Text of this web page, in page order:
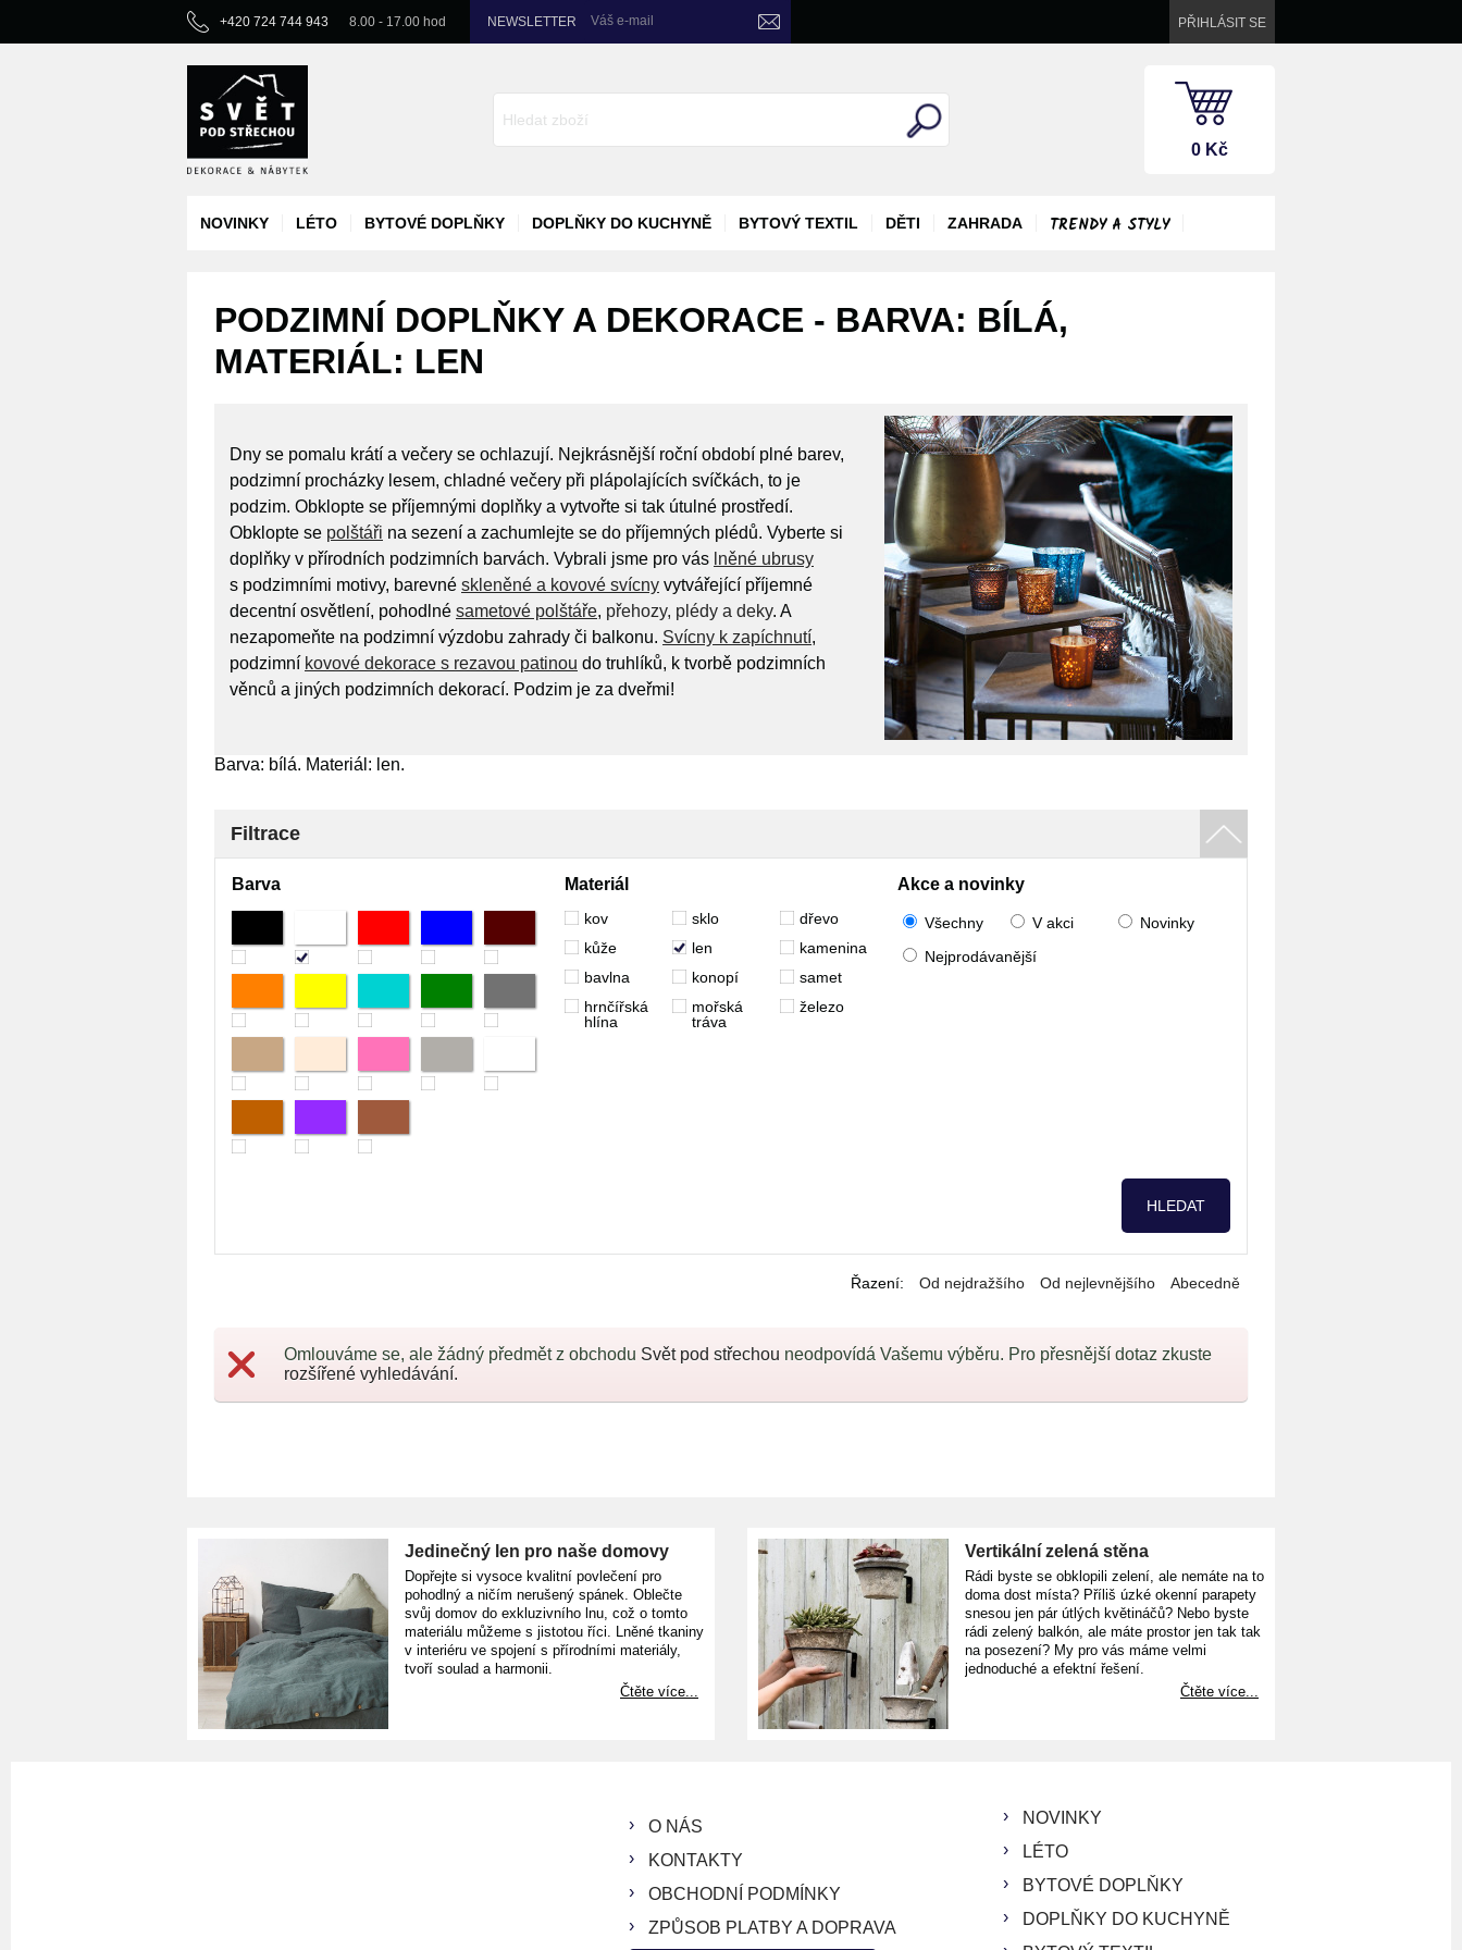
+420 724 744 943 8.00 - 17.00 hod NEWSLETTER Váš e-mail PŘIHLÁSIT SE
0 Kč
NOVINKY LÉTO BYTOVÉ DOPLŇKY DOPLŇKY DO KUCHYNĚ BYTOVÝ TEXTIL DĚTI ZAHRADA TRENDY A STYLY
PODZIMNÍ DOPLŇKY A DEKORACE - BARVA: BÍLÁ,
MATERIÁL: LEN
Dny se pomalu krátí a večery se ochlazují. Nejkrásnější roční období plné barev,
podzimní procházky lesem, chladné večery při plápolajících svíčkách, to je
podzim. Obklopte se příjemnými doplňky a vytvořte si tak útulné prostředí.
Obklopte se polštáři na sezení a zachumlejte se do příjemných plédů. Vyberte si
doplňky v přírodních podzimních barvách. Vybrali jsme pro vás lněné ubrusy
s podzimními motivy, barevné skleněné a kovové svícny vytvářející příjemné
decentní osvětlení, pohodlné sametové polštáře, přehozy, plédy a deky. A
nezapomeňte na podzimní výzdobu zahrady či balkonu. Svícny k zapíchnutí,
podzimní kovové dekorace s rezavou patinou do truhlíků, k tvorbě podzimních
věnců a jiných podzimních dekorací. Podzim je za dveřmi!
Barva: bílá. Materiál: len.
Filtrace
Barva Materiál
kov sklo
dřevo
kůže
len
kamenina
bavlna
konopí
samet
hrnčířská
hlína
mořská
tráva
železo
Akce a novinky
Všechny V akci
Novinky
Nejprodávanější
Řazení: Od nejdražšího Od nejlevnějšího Abecedně
Omlouváme se, ale žádný předmět z obchodu Svět pod střechou neodpovídá Vašemu výběru. Pro přesnější dotaz zkuste
rozšířené vyhledávání.
Jedinečný len pro naše domovy
Dopřejte si vysoce kvalitní povlečení pro
pohodlný a ničím nerušený spánek. Oblečte
svůj domov do exkluzivního lnu, což o tomto
materiálu můžeme s jistotou říci. Lněné tkaniny
v interiéru ve spojení s přírodními materiály,
tvoří soulad a harmonii.
Čtěte více...
Vertikální zelená stěna
Rádi byste se obklopili zelení, ale nemáte na to
doma dost místa? Příliš úzké okenní parapety
snesou jen pár útlých květináčů? Nebo byste
rádi zelený balkón, ale máte prostor jen tak tak
na posezení? My pro vás máme velmi
jednoduché a efektní řešení.
Čtěte více...
O NÁS
KONTAKTY
OBCHODNÍ PODMÍNKY
ZPŮSOB PLATBY A DOPRAVA
NOVINKY
LÉTO
BYTOVÉ DOPLŇKY
DOPLŇKY DO KUCHYNĚ